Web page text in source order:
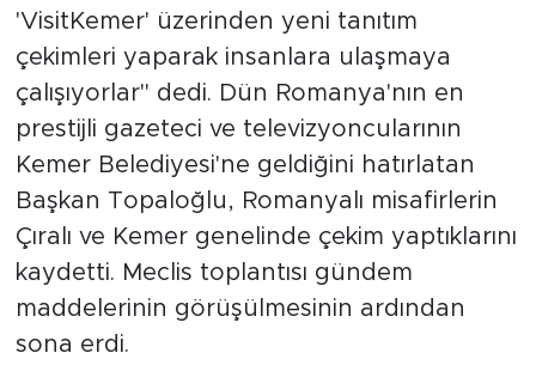
'VisitKemer' üzerinden yeni tanıtım
çekimleri yaparak insanlara ulaşmaya
çalışıyorlar" dedi. Dün Romanya'nın en
prestijli gazeteci ve televizyoncularının
Kemer Belediyesi'ne geldiğini hatırlatan
Başkan Topaloğlu, Romanyalı misafirlerin
Çıralı ve Kemer genelinde çekim yaptıklarını
kaydetti. Meclis toplantısı gündem
maddelerinin görüşülmesinin ardından
sona erdi.